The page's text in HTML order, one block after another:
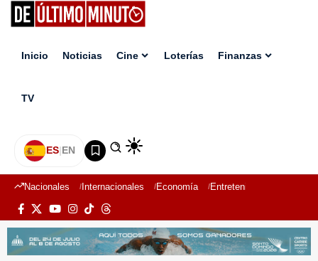
Inicio Noticias Cine Loterías Finanzas
TV
ES|EN
Nacionales Internacionales Economía Entretenimiento